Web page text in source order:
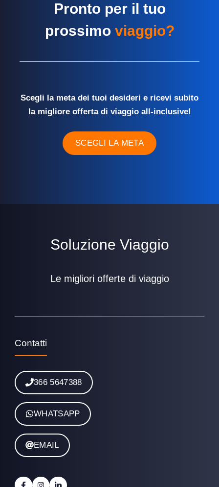
Pronto per il tuo
prossimo viaggio?
Scegli la meta dei tuoi desideri e ricevi subito
la migliore offerta di viaggio all-inclusive!
SCEGLI LA META
Soluzione Viaggio
Le migliori offerte di viaggio
Contatti
366 5647388
WHATSAPP
EMAIL